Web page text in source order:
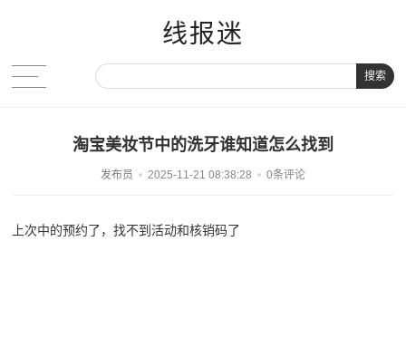
线报迷
搜索
淘宝美妆节中的洗牙谁知道怎么找到
发布员 2025-11-21 08:38:28 0条评论
上次中的预约了，找不到活动和核销码了